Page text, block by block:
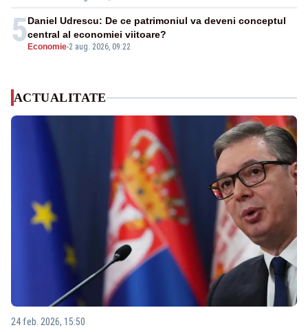
5 Economie-2 aug. 2026, 09:22
Daniel Udrescu: De ce patrimoniul va deveni conceptul
central al economiei viitoare?
ACTUALITATE
24 feb. 2026, 15:50